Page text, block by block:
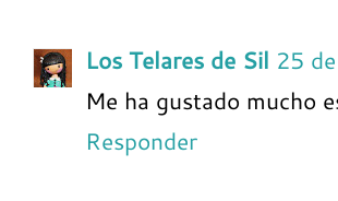
Los Telares de Sil 25
Me ha gustado mucho
Responder